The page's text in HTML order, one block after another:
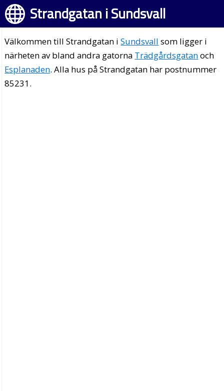
Strandgatan i Sundsvall
Välkommen till Strandgatan iSundsvall som ligger i
närheten av bland andra gatorna Trädgårdsgatanoch
Esplanaden. Alla hus på Strandgatan har postnummer
85231.